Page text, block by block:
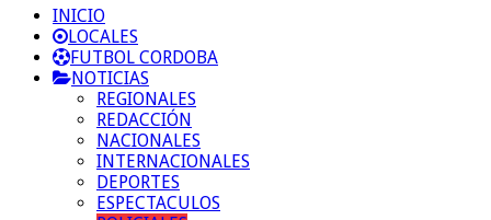
INICIO
LOCALES
FUTBOL CORDOBA
NOTICIAS
REGIONALES
REDACCIÓN
NACIONALES
INTERNACIONALES
DEPORTES
ESPECTACULOS